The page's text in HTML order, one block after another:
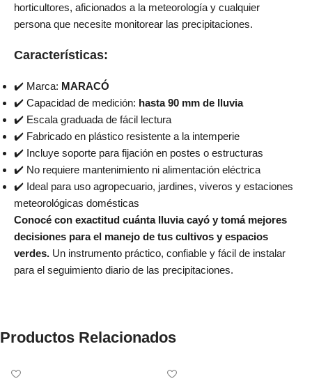
horticultores, aficionados a la meteorología y cualquier
persona que necesite monitorear las precipitaciones.
Características:
✔️ Marca: MARACÓ
✔️ Capacidad de medición: hasta 90 mm de lluvia
✔️ Escala graduada de fácil lectura
✔️ Fabricado en plástico resistente a la intemperie
✔️ Incluye soporte para fijación en postes o estructuras
✔️ No requiere mantenimiento ni alimentación eléctrica
✔️ Ideal para uso agropecuario, jardines, viveros y estaciones
meteorológicas domésticas
Conocé con exactitud cuánta lluvia cayó y tomá mejores
decisiones para el manejo de tus cultivos y espacios
verdes. Un instrumento práctico, confiable y fácil de instalar
para el seguimiento diario de las precipitaciones.
Productos Relacionados